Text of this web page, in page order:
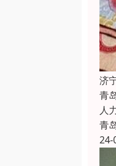
济
青
人
青
24-